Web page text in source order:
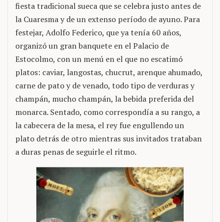
fiesta tradicional sueca que se celebra justo antes de
la Cuaresma y de un extenso período de ayuno. Para
festejar, Adolfo Federico, que ya tenía 60 años,
organizó un gran banquete en el Palacio de
Estocolmo, con un menú en el que no escatimó
platos: caviar, langostas, chucrut, arenque ahumado,
carne de pato y de venado, todo tipo de verduras y
champán, mucho champán, la bebida preferida del
monarca. Sentado, como correspondía a su rango, a
la cabecera de la mesa, el rey fue engullendo un
plato detrás de otro mientras sus invitados trataban
a duras penas de seguirle el ritmo.